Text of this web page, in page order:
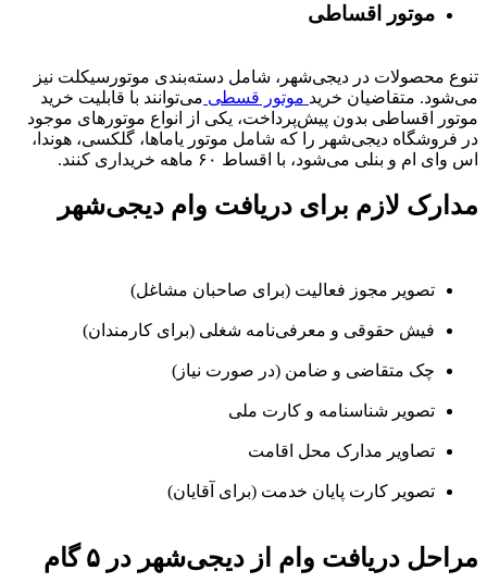
موتور اقساطی
تنوع محصولات در دیجی‌شهر، شامل دسته‌بندی موتورسیکلت نیز
می‌شود. متقاضیان خرید موتور قسطی می‌توانند با قابلیت خرید
موتور اقساطی بدون پیش‌پرداخت، یکی از انواع موتورهای موجود
در فروشگاه دیجی‌شهر را که شامل موتور یاماها، گلکسی، هوندا،
اس وای ام و بنلی می‌شود، با اقساط ۶۰ ماهه خریداری کنند.
مدارک لازم برای دریافت وام دیجی‌شهر
تصویر مجوز فعالیت (برای صاحبان مشاغل)
فیش حقوقی و معرفی‌نامه شغلی (برای کارمندان)
چک متقاضی و ضامن (در صورت نیاز)
تصویر شناسنامه و کارت ملی
تصاویر مدارک محل اقامت
تصویر کارت پایان خدمت (برای آقایان)
مراحل دریافت وام از دیجی‌شهر در ۵ گام